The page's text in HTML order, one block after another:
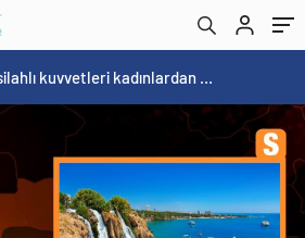
Norweç silahlı kuvvetleri kadınlardan oluşan özel kuvvetler eğitimlerini başlattı.